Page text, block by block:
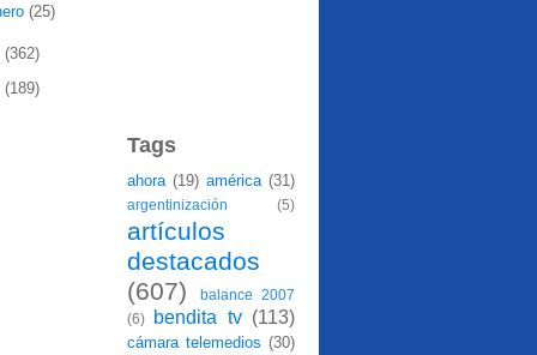
(25)
(362)
(189)
Tags
ahora (19) américa (31)
argentinización (5)
artículos
destacados
(607)
balance 2007
(6)
bendita tv (113)
cámara telemedios (30)